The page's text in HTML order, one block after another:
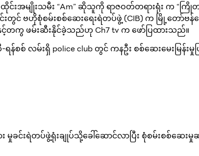
မျိုးသမီး “Am” ဆိုသူကို ရာဇဝတ်တရားရုံး က “ကြိုတ
တွင် ဗဟိုစုံစမ်းစစ်ဆေးရေးရဲတပ်ဖွဲ့ (CIB) က မြို့တော်ဗန်
တကွ ဖမ်းဆီးနိုင်ခဲ့သည်ဟု Ch7 tv က ဖော်ပြထားသည်။
န်စစ် လမ်းရှိ police club တွင် ကနဦး စစ်ဆေးမေးမ
င်းရဲတပ်ဖွဲ့ရုံးချုပ်သို့ခေါ်ဆောင်လာပြီး စုံစမ်းစစ်ဆေ